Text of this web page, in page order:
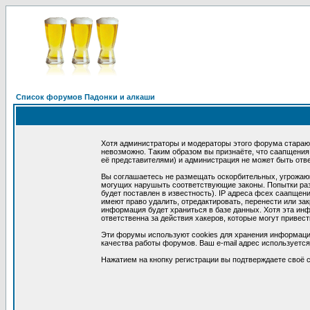
Список форумов Падонки и алкаши
Хотя администраторы и модераторы этого форума
невозможно. Таким образом вы признаёте, что
её представителями) и администрация не может быть
Вы соглашаетесь не размещать оскорбительных,
могущих нарушыть соответствующие законы. Попытки
будет поставлен в известность). IP адреса фсех
имеют право удалить, отредактировать, перенести или
информация будет храниться в базе данных. Хотя эта
ответственна за действия хакеров, которые могут
Эти форумы используют cookies для хранения
качества работы форумов. Ваш e-mail адрес
Нажатием на кнопку регистрации вы подтверждаете своё